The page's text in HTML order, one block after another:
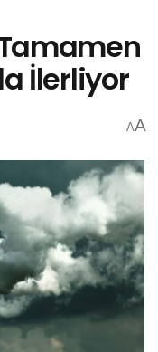
İlerliyor
AA